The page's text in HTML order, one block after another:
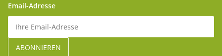
Email-Adresse